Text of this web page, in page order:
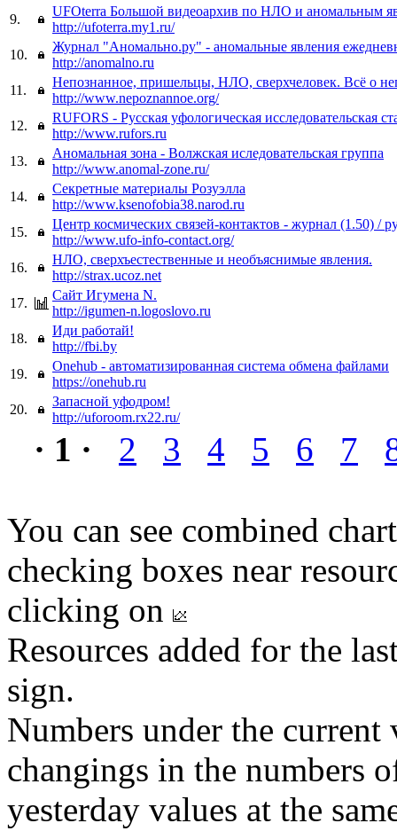
9.
UFOterra Большой видеоархив по НЛО и аномальным
http://ufoterra.my1.ru/
10.
Журнал "Аномально.ру" - аномальные явления
http://anomalno.ru
11.
Непознанное, пришельцы, НЛО, сверхчеловек. Всё о
http://www.nepoznannoe.org/
12.
RUFORS - Русская уфологическая исследовательская
http://www.rufors.ru
13.
Аномальная зона - Волжская иследовательская группа
http://www.anomal-zone.ru/
14.
Секретные материалы Розуэлла
http://www.ksenofobia38.narod.ru
15.
Центр космических связей-контактов - журнал (1.50) /
http://www.ufo-info-contact.org/
16.
НЛО, сверхъестественные и необъяснимые явления.
http://strax.ucoz.net
17.
Сайт Игумена N.
http://igumen-n.logoslovo.ru
18.
Иди работай!
http://fbi.by
19.
Onehub - автоматизированная система обмена файлами
https://onehub.ru
20.
Запасной уфодром!
http://uforoom.rx22.ru/
· 1 · 2 3 4 5 6 7
You can see combined
checking boxes near
clicking on
Resources added for the
sign.
Numbers under the
changings in the numbers
yesterday values at the